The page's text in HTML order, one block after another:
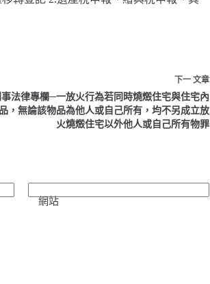
下一 文章
法律專欄─一放火行為若同時燒燬住宅與住宅內
，無論該物品為他人或自己所有，均不另成立放
火燒燬住宅以外他人或自己所有物罪
網站